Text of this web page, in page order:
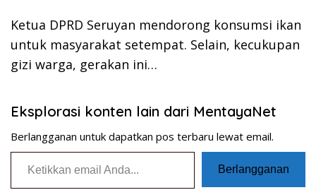
Ketua DPRD Seruyan mendorong konsumsi ikan
untuk masyarakat setempat. Selain, kecukupan
gizi warga, gerakan ini…
Eksplorasi konten lain dari MentayaNet
Berlangganan untuk dapatkan pos terbaru lewat email.
Ketikkan email Anda...
Berlangganan